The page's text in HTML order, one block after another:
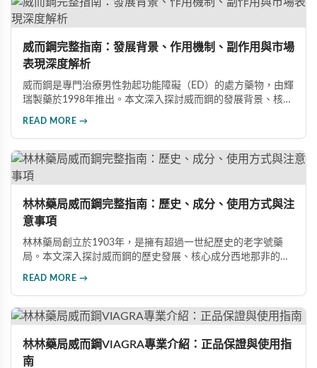
威而鋼完整指南：發展背景、作用機制、副作用與市場
表現深度解析
威而鋼是專門治療男性勃起功能障礙（ED）的處方藥物，由輝
瑞製藥於1998年推出。本文深入探討威而鋼的發展背景、核心
READ MORE →
林林藥局威而鋼完整指南：歷史、成分、使用方式與注
意事項
林林藥局創立於1903年，是擁有超過一世紀歷史的老字號藥
局。本文深入探討威而鋼的歷史發展、核心成分西地那非的作
READ MORE →
林林藥局威而鋼VIAGRA專業介紹：正品保證與使用指
南